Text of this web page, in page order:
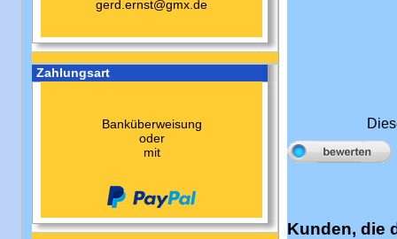
gerd.ernst@gmx.de
Zahlungsart
Banküberweisung
oder
mit
Kunden, die